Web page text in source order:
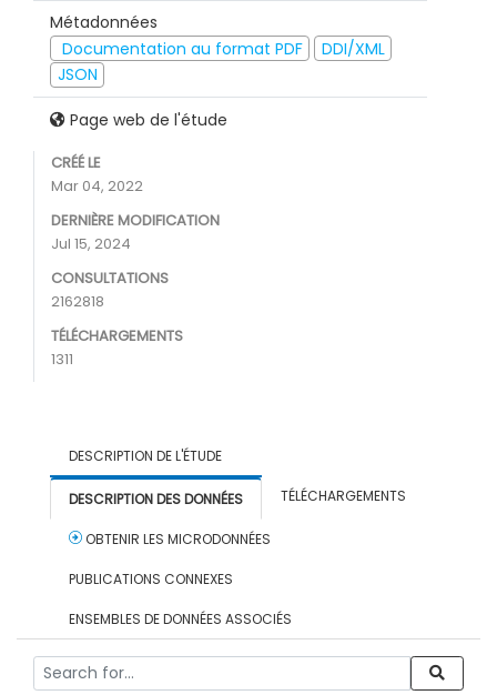
Métadonnées
Documentation au format PDF
DDI/XML
JSON
Page web de l'étude
CRÉÉ LE
Mar 04, 2022
DERNIÈRE MODIFICATION
Jul 15, 2024
CONSULTATIONS
2162818
TÉLÉCHARGEMENTS
1311
DESCRIPTION DE L'ÉTUDE
DESCRIPTION DES DONNÉES TÉLÉCHARGEMENTS
OBTENIR LES MICRODONNÉES
PUBLICATIONS CONNEXES
ENSEMBLES DE DONNÉES ASSOCIÉS